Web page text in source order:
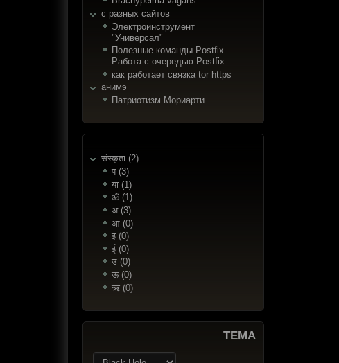
с разных сайтов
Электроинструмент
"Универсал"
Полезные команды Postfix.
Работа с очередью Postfix
как работает связка tor https
анимэ
Патриотизм Мориарти
संस्कृता (2)
प (3)
या (1)
ॐ (1)
अ (3)
आ (0)
इ (0)
ई (0)
उ (0)
ऊ (0)
ऋ (0)
ТЕМА